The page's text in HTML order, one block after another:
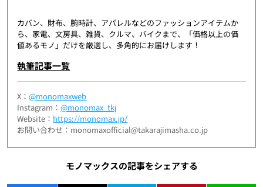
カバン、財布、腕時計、アパレルなどのファッションアイテムか
ら、家電、文房具、雑貨、クルマ、バイクまで、「価格以上の価
値あるモノ」だけを厳選し、多角的にお届けします！
執筆記事一覧
X：@monomaxweb
Instagram：@monomax_tkj
Website： https://monomax.jp/
お問い合わせ：monomaxofficial@takarajimasha.co.jp
モノマックスの記事をシェアする